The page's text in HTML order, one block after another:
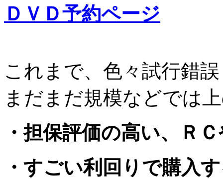
ＤＶＤ予約ページ
これまで、色々試行錯
まだまだ規模などでは
・担保評価の高い、Ｒ
・すごい利回りで購入